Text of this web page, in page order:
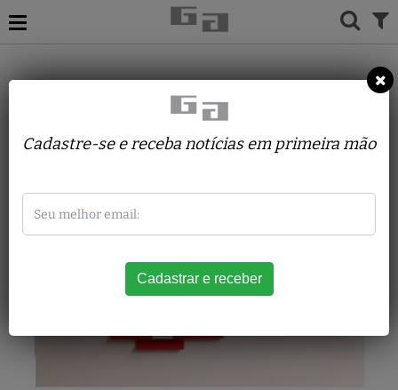
MOYSÉS MELLIM NETO
Escultura parede vermelha
Cadastre-se e receba notícias em primeira mão